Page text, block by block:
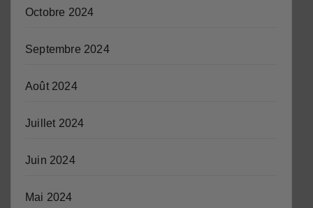
Octobre 2024
Septembre 2024
Août 2024
Juillet 2024
Juin 2024
Mai 2024